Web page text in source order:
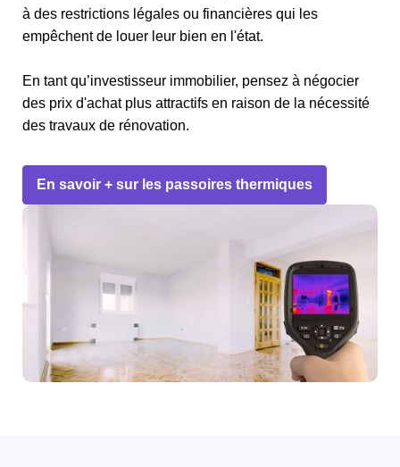
à des restrictions légales ou financières qui les
empêchent de louer leur bien en l'état.
En tant qu’investisseur immobilier, pensez à négocier
des prix d'achat plus attractifs en raison de la nécessité
des travaux de rénovation.
En savoir + sur les passoires thermiques